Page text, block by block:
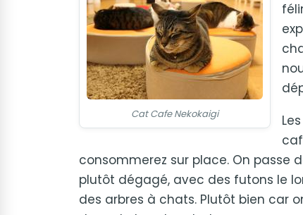
Cat Cafe Nekokaigi
consommerez sur place. On passe
plutôt dégagé, avec des futons le
des arbres à chats. Plutôt bien car